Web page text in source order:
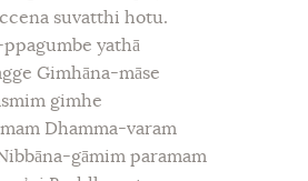
suvatthi hotu.
ppagumbe yathā
Gimhāna-māse
gimhe
Dhamma-varam
gāmim paramam